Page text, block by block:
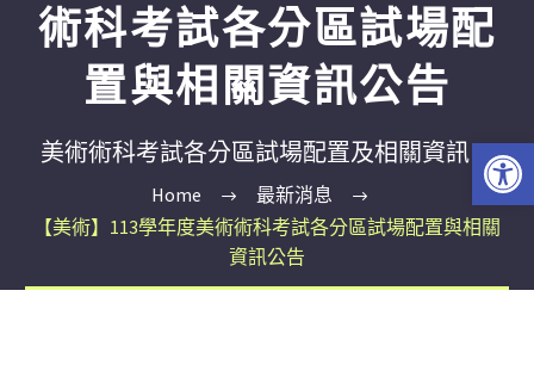
術科考試各分區試場配
置與相關資訊公告
美術術科考試各分區試場配置及相關資訊。
Home
最新消息
【美術】113學年度美術術科考試各分區試場配置與相關
資訊公告